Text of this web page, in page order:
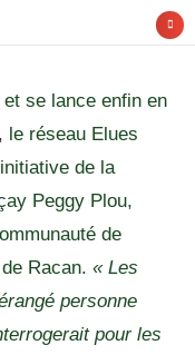
se lance enfin en
le réseau Elues
de la
Peggy Plou,
de
Racan. « Les
personne
pour les